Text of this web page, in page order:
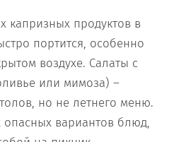
капризных продуктов в
портится, особенно
воздухе. Салаты с
или мимоза) –
но не летнего меню.
опасных вариантов блюд,